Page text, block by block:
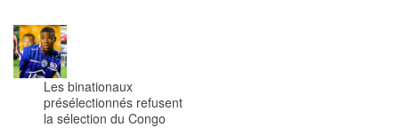
Les binationaux
présélectionnés refusent
la sélection du Congo